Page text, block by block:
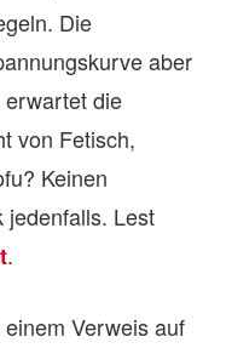
Die
aber
die
von Fetisch,
Keinen
jedenfalls. Lest
.
Verweis auf